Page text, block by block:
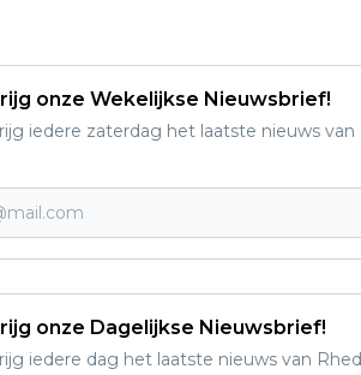
onze Wekelijkse Nieuwsbrief!
iedere zaterdag het laatste nieuws
onze Dagelijkse Nieuwsbrief!
iedere dag het laatste nieuws van